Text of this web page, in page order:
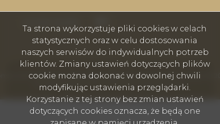
nieruchomości - Wodzisław Śląski, Rybnik, Skoczów, Cieszyn ©
Program dla biur nieruchomości Galactica Virgo
Ta strona wykorzystuje pliki cookies w celach
statystycznych oraz w celu dostosowania
naszych serwisów do indywidualnych potrzeb
klientów. Zmiany ustawień dotyczących plików
cookie można dokonać w dowolnej chwili
modyfikując ustawienia przeglądarki.
Korzystanie z tej strony bez zmian ustawień
dotyczących cookies oznacza, że będą one